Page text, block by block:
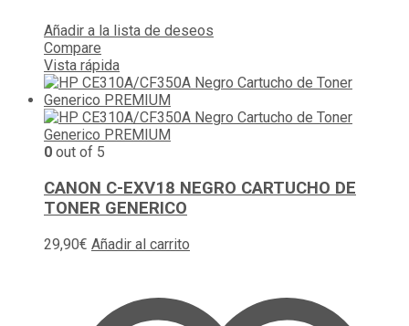
Añadir a la lista de deseos
Compare
Vista rápida
0 out of 5
CANON C-EXV18 NEGRO CARTUCHO DE
TONER GENERICO
29,90€ Añadir al carrito